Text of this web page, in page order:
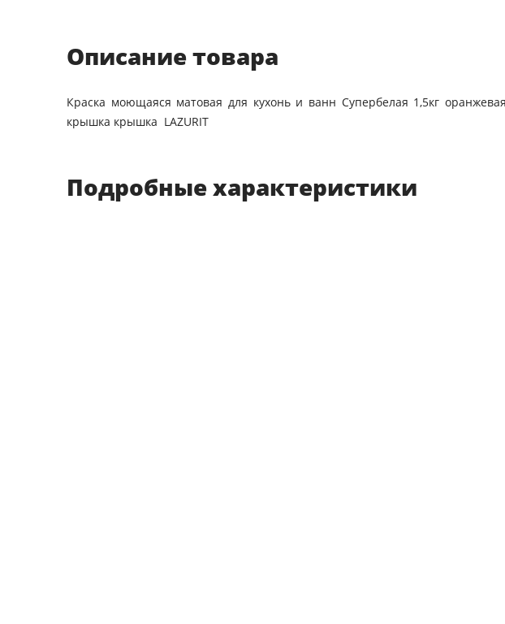
Описание товара
Краска моющаяся матовая для кухонь и ванн Супербелая 1,5кг оранжевая
крышка крышка LAZURIT
Подробные характеристики